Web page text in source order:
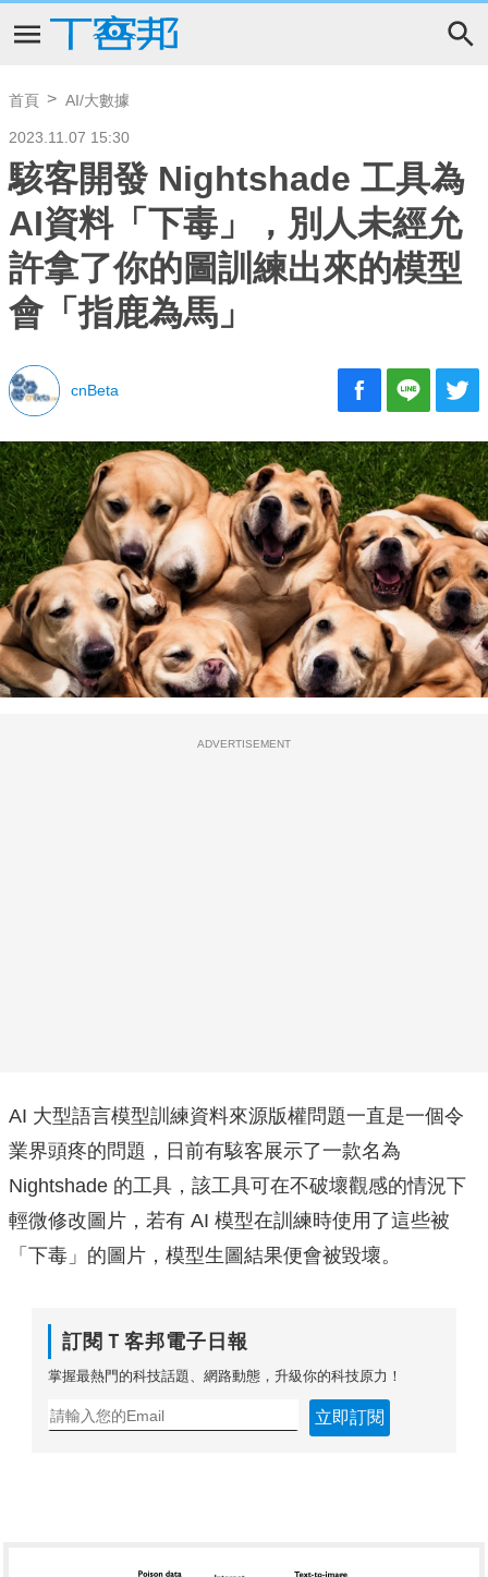
首頁 AI/大數據
2023.11.07 15:30
駭客開發 Nightshade 工具為
AI資料「下毒」，別人未經允
許拿了你的圖訓練出來的模型
會「指鹿為馬」
cnBeta
ADVERTISEMENT
AI 大型語言模型訓練資料來源版權問題一直是一個令
業界頭疼的問題，日前有駭客展示了一款名為
Nightshade 的工具，該工具可在不破壞觀感的情況下
輕微修改圖片，若有 AI 模型在訓練時使用了這些被
「下毒」的圖片，模型生圖結果便會被毀壞。
訂閱Ｔ客邦電子日報
掌握最熱門的科技話題、網路動態，升級你的科技原力！
立即訂閱